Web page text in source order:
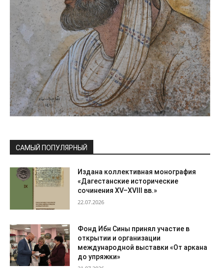
САМЫЙ ПОПУЛЯРНЫЙ
Издана коллективная монография
«Дагестанские исторические
сочинения XV–XVIII вв.»
22.07.2026
Фонд Ибн Сины принял участие в
открытии и организации
международной выставки «От аркана
до упряжки»